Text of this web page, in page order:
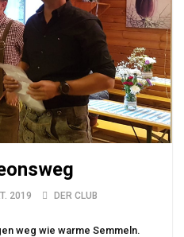
2019 DER CLUB
weg wie warme Semmeln.